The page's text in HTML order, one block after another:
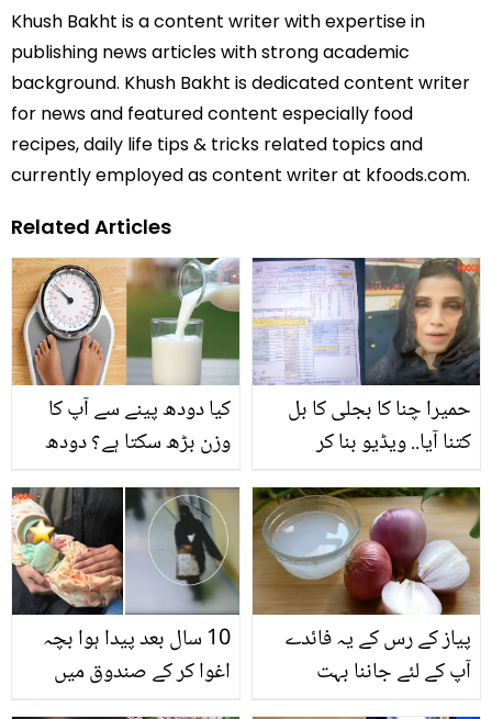
Khush Bakht is a content writer with expertise in
publishing news articles with strong academic
background. Khush Bakht is dedicated content writer
for news and featured content especially food
recipes, daily life tips & tricks related topics and
currently employed as content writer at kfoods.com.
Related Articles
کیا دودھ پینے سے آپ کا
وزن بڑھ سکتا ہے؟ دودھ
کی بیماریوں سے محفوظ
رکھتا ہے؟
حمیرا چنا کا بجلی کا بل
کتنا آیا.. ویڈیو بنا کر
ڈالا؟ دیکھیں
10 سال بعد پیدا ہوا بچہ
اغوا کر کے صندوق میں
پیاز کے رس کے یہ فائدے
آپ کے لئے جاننا بہت